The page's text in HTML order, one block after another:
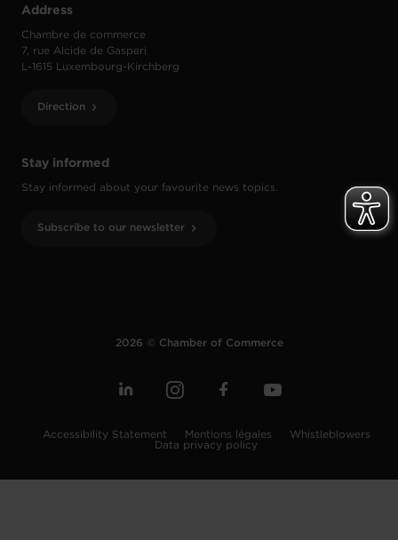
Stay informed
Stay informed about your favourite news topics.
Subscribe to our newsletter
Address
Chambre de commerce
7, rue Alcide de Gasperi
L-1615 Luxembourg-Kirchberg
Direction
2026 © Chamber of Commerce
Accessibility Statement Mentions légales
Whistleblowers
Data privacy policy